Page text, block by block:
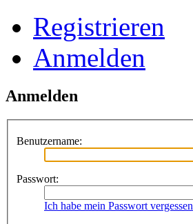
Registrieren
Anmelden
Anmelden
Benutzername:
Passwort:
Ich habe mein Passwort vergessen